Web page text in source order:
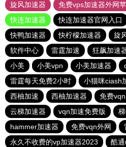
旋风加速器
免费vps加速器外网
快连加速器
快连加速器官网入口
快鸭加速器
快柠檬加速器 旋
软件中心
雷霆加速 狂飙加速
小美
小美vpn 小美加速器
雷霆每天免费2小时
小猫咪ciash
西柚加速
西柚加速器 免费
云梯加速器
vqn加速免费版
hammer加速器
免费vqn外网
永久不收费的vp加速器2023
酷